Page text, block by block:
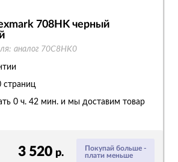
Покупай больше -
плати меньше
3 520 р.
708HK черный
аналог 70C8HK0
страниц
0 ч. 42 мин. и мы доставим товар